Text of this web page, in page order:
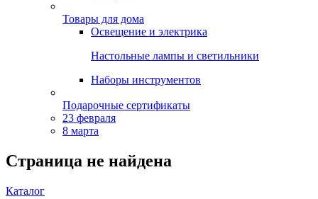
Товары для дома
Освещение и электрика
Настольные лампы и светильники
Наборы инструментов
Подарочные сертификаты
23 февраля
8 марта
Страница не найдена
Каталог